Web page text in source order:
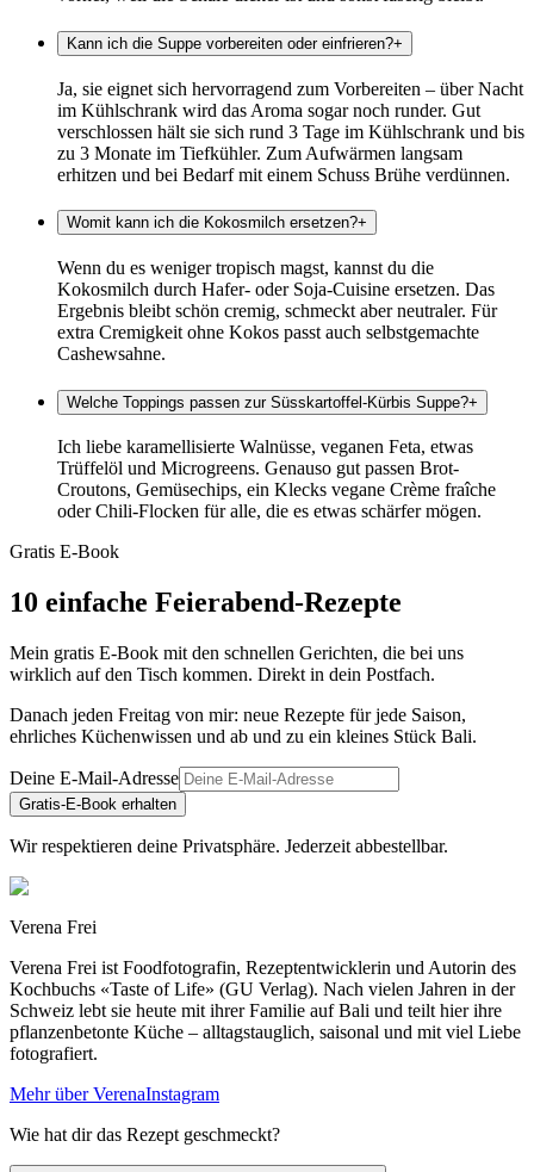
Kann ich die Suppe vorbereiten oder einfrieren?+
Ja, sie eignet sich hervorragend zum Vorbereiten – über Nacht
im Kühlschrank wird das Aroma sogar noch runder. Gut
verschlossen hält sie sich rund 3 Tage im Kühlschrank und bis
zu 3 Monate im Tiefkühler. Zum Aufwärmen langsam
erhitzen und bei Bedarf mit einem Schuss Brühe verdünnen.
Womit kann ich die Kokosmilch ersetzen?+
Wenn du es weniger tropisch magst, kannst du die
Kokosmilch durch Hafer- oder Soja-Cuisine ersetzen. Das
Ergebnis bleibt schön cremig, schmeckt aber neutraler. Für
extra Cremigkeit ohne Kokos passt auch selbstgemachte
Cashewsahne.
Welche Toppings passen zur Süsskartoffel-Kürbis Suppe?+
Ich liebe karamellisierte Walnüsse, veganen Feta, etwas
Trüffelöl und Microgreens. Genauso gut passen Brot-
Croutons, Gemüsechips, ein Klecks vegane Crème fraîche
oder Chili-Flocken für alle, die es etwas schärfer mögen.
Gratis E-Book
10 einfache Feierabend-Rezepte
Mein gratis E-Book mit den schnellen Gerichten, die bei uns
wirklich auf den Tisch kommen. Direkt in dein Postfach.
Danach jeden Freitag von mir: neue Rezepte für jede Saison,
ehrliches Küchenwissen und ab und zu ein kleines Stück Bali.
Deine E-Mail-Adresse
Gratis-E-Book erhalten
Wir respektieren deine Privatsphäre. Jederzeit abbestellbar.
Verena Frei
Verena Frei ist Foodfotografin, Rezeptentwicklerin und Autorin des
Kochbuchs «Taste of Life» (GU Verlag). Nach vielen Jahren in der
Schweiz lebt sie heute mit ihrer Familie auf Bali und teilt hier ihre
pflanzenbetonte Küche – alltagstauglich, saisonal und mit viel Liebe
fotografiert.
Mehr über VerenaInstagram
Wie hat dir das Rezept geschmeckt?